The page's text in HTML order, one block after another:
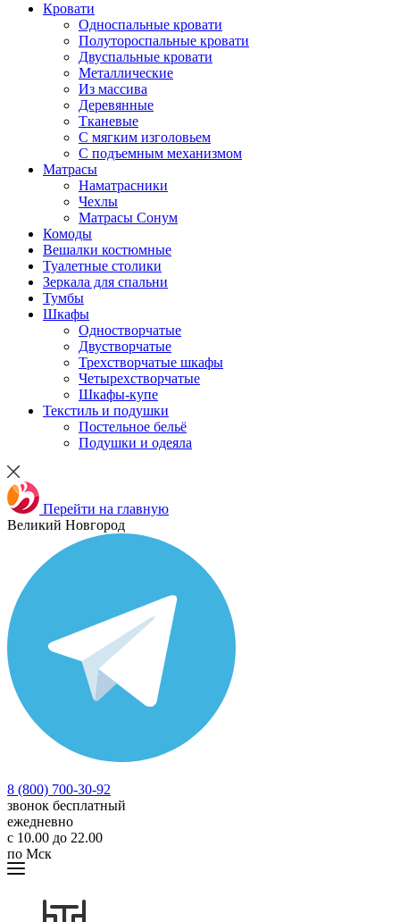
Кровати
Односпальные кровати
Полутороспальные кровати
Двуспальные кровати
Металлические
Из массива
Деревянные
Тканевые
С мягким изголовьем
С подъемным механизмом
Матрасы
Наматрасники
Чехлы
Матрасы Сонум
Комоды
Вешалки костюмные
Туалетные столики
Зеркала для спальни
Тумбы
Шкафы
Одностворчатые
Двустворчатые
Трехстворчатые шкафы
Четырехстворчатые
Шкафы-купе
Текстиль и подушки
Постельное бельё
Подушки и одеяла
Перейти на главную
Великий Новгород
8 (800) 700-30-92
звонок бесплатный
ежедневно
с 10.00 до 22.00
по Мск